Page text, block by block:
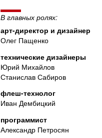
В главных ролях:
арт-директор и дизайнер
Олег Пащенко
технические дизайнеры
Юрий Михайлов
Станислав Сабиров
флеш-технолог
Иван Дембицкий
программист
Александр Петросян